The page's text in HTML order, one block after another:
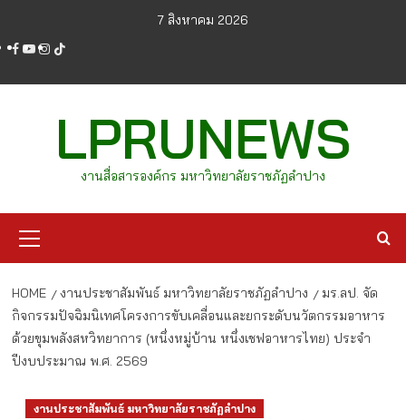
content
7 สิงหาคม 2026
facebook
youtube
instagram
tiktok
LPRUNEWS
งานสื่อสารองค์กร มหาวิทยาลัยราชภัฏลำปาง
Menu
HOME งานประชาสัมพันธ์ มหาวิทยาลัยราชภัฏลำปาง
มร.ลป. จัด
กิจกรรมปัจฉิมนิเทศโครงการขับเคลื่อนและยกระดับนวัตกรรมอาหาร
ด้วยขุมพลังสหวิทยาการ (หนึ่งหมู่บ้าน หนึ่งเชฟอาหารไทย) ประจำ
ปีงบประมาณ พ.ศ. 2569
งานประชาสัมพันธ์ มหาวิทยาลัยราชภัฏลำปาง